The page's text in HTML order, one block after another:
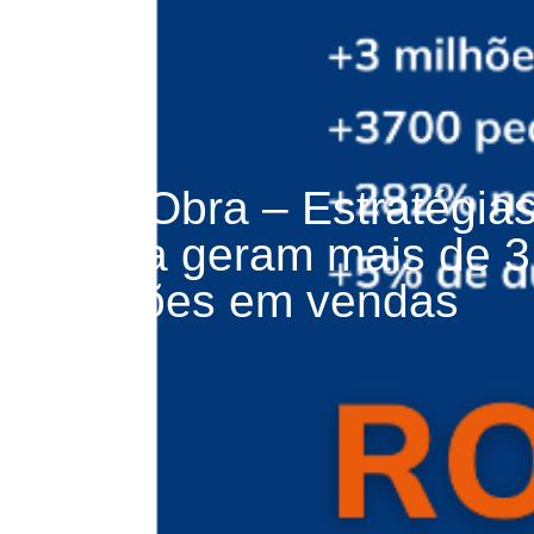
FastObra –
mídia geram mais de 3
milhões em vendas